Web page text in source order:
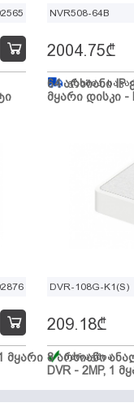
NVR508-64B
64 არხიანი IP
მყარი დისკი -
2004.75₾
გზაშია,
მყარი
DVR-108G-K1(S)
8 არხიანი
DVR - 2MP, 1
209.18₾
მარაგშია